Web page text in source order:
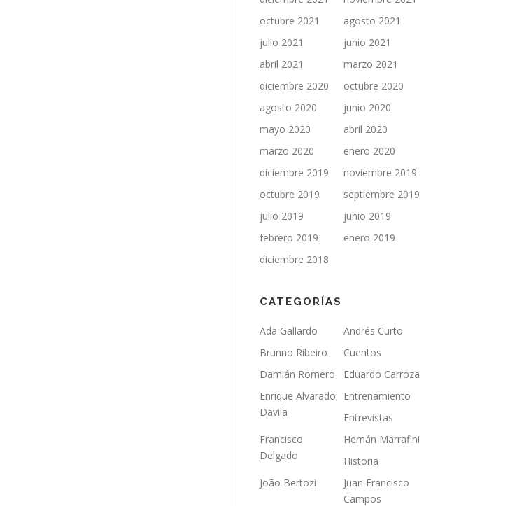
octubre 2021
agosto 2021
julio 2021
junio 2021
abril 2021
marzo 2021
diciembre 2020
octubre 2020
agosto 2020
junio 2020
mayo 2020
abril 2020
marzo 2020
enero 2020
diciembre 2019
noviembre 2019
octubre 2019
septiembre 2019
julio 2019
junio 2019
febrero 2019
enero 2019
diciembre 2018
CATEGORÍAS
Ada Gallardo
Andrés Curto
Brunno Ribeiro
Cuentos
Damián Romero
Eduardo Carroza
Enrique Alvarado
Davila
Entrenamiento
Entrevistas
Francisco
Delgado
Hernán Marrafini
Historia
João Bertozi
Juan Francisco
Campos